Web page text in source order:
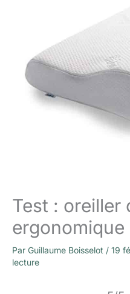
Test : oreiller
ergonomique
Par Guillaume Boisselot / 19
lecture